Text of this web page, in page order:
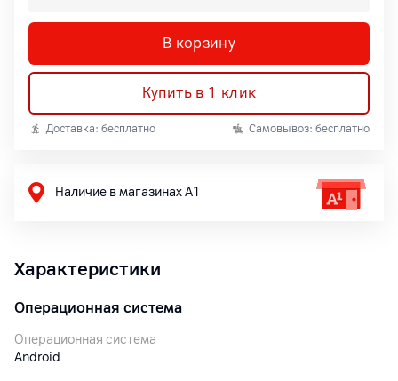
В корзину
Купить в 1 клик
Доставка: бесплатно Самовывоз: бесплатно
Наличие в магазинах А1
Характеристики
Операционная система
Операционная система
Android